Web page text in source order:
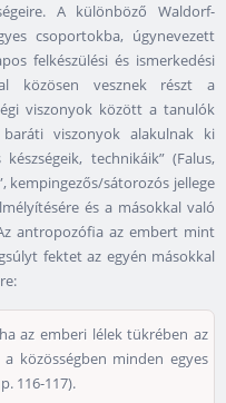
A különböző Waldorf-
csoportokba, úgynevezett
felkészülési és ismerkedési
közösen vesznek részt a
viszonyok között a tanulók
viszonyok alakulnak ki
technikáik” (Falus,
kempingezős/sátorozós jellege
és a másokkal való
antropozófia az embert mint
fektet az egyén másokkal
az emberi lélek tükrében az
közösségben minden egyes
116-117).